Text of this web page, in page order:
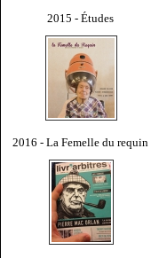
2015 - Études
2016 - La Femelle du requin